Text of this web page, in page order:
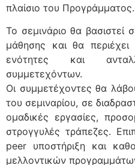
πλαίσιο του Προγράμματος.
Το σεμινάριο θα βασιστεί
μάθησης και θα περιέχει
ενότητες και
συμμετεχόντων.
Οι συμμετέχοντες θα
του σεμιναρίου, σε
ομαδικές εργασίες,
στρογγυλές τράπεζες.
peer υποστήριξη και
μελλοντικών